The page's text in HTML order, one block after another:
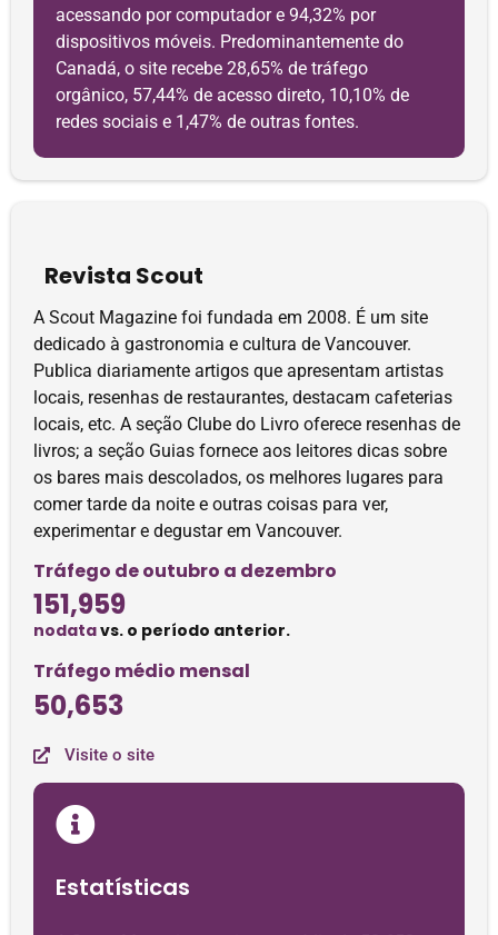
acessando por computador e 94,32% por
dispositivos móveis. Predominantemente do
Canadá, o site recebe 28,65% de tráfego
orgânico, 57,44% de acesso direto, 10,10% de
redes sociais e 1,47% de outras fontes.
Revista Scout
A Scout Magazine foi fundada em 2008. É um site
dedicado à gastronomia e cultura de Vancouver.
Publica diariamente artigos que apresentam artistas
locais, resenhas de restaurantes, destacam cafeterias
locais, etc. A seção Clube do Livro oferece resenhas de
livros; a seção Guias fornece aos leitores dicas sobre
os bares mais descolados, os melhores lugares para
comer tarde da noite e outras coisas para ver,
experimentar e degustar em Vancouver.
Tráfego de outubro a dezembro
151,959
nodatavs. o período anterior.
Tráfego médio mensal
50,653
Visite o site
Estatísticas